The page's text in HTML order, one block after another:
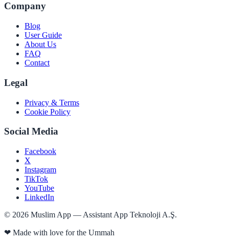
Company
Blog
User Guide
About Us
FAQ
Contact
Legal
Privacy & Terms
Cookie Policy
Social Media
Facebook
X
Instagram
TikTok
YouTube
LinkedIn
© 2026 Muslim App — Assistant App Teknoloji A.Ş.
❤ Made with love for the Ummah